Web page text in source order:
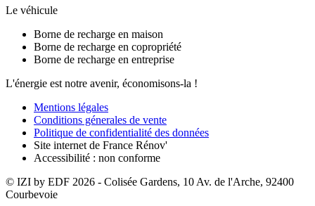
Le véhicule
Borne de recharge en maison
Borne de recharge en copropriété
Borne de recharge en entreprise
L'énergie est notre avenir, économisons-la !
Mentions légales
Conditions génerales de vente
Politique de confidentialité des données
Site internet de France Rénov'
Accessibilité : non conforme
© IZI by EDF 2026 - Colisée Gardens, 10 Av. de l'Arche, 92400
Courbevoie